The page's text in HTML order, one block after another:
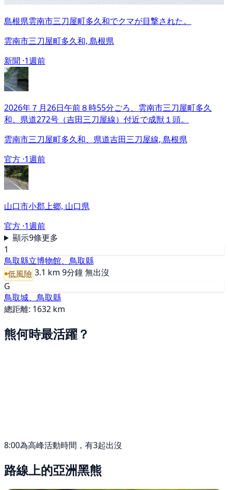
島根県雲南市三刀屋町多久和でクマが目撃された。
雲南市三刀屋町多久和, 島根県
新聞 ·1週前
2026年７月26日午前８時55分ごろ、雲南市三刀屋町多久
和、県道272号（吉田三刀屋線）付近で成獣１頭。
雲南市三刀屋町多久和、県道吉田三刀屋線, 島根県
官方 ·1週前
山口市小郡上郷, 山口県
官方 ·1週前
顯示9條更多
1
鳥取縣立博物館、鳥取縣
低風險 3.1 km 9分鐘無出沒
G
鳥取城、鳥取縣
總距離: 1632 km
熊何時最活躍？
8:00為高峰活動時間，有3起出沒
路線上的亞洲黑熊